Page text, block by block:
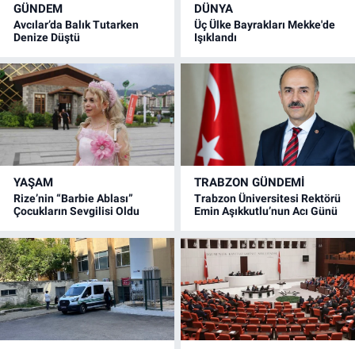
GÜNDEM
Avcılar’da Balık Tutarken
Denize Düştü
DÜNYA
Üç Ülke Bayrakları Mekke'de
Işıklandı
YAŞAM
Rize’nin “Barbie Ablası”
Çocukların Sevgilisi Oldu
TRABZON GÜNDEMİ
Trabzon Üniversitesi Rektörü
Emin Aşıkkutlu’nun Acı Günü